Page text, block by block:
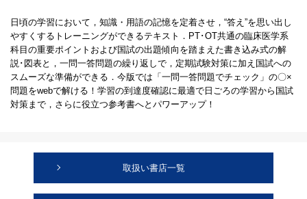
日頃の学習において，知識・用語の記憶を定着させ，“答え”を思い出し
やすくするトレーニングができるテキスト．PT･OT共通の臨床医学系
科目の重要ポイントおよび国試の出題傾向を踏まえた書き込み式の解
説･図表と，一問一答問題の繰り返しで，定期試験対策に加え国試への
スムーズな準備ができる．今版では「一問一答問題でチェック」の〇×
問題をwebで解ける！学習の到達度確認に最適で日ごろの学習から国試
対策まで，さらに役立つ参考書へとパワーアップ！
取扱い書店一覧